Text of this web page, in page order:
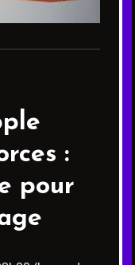
:
pour